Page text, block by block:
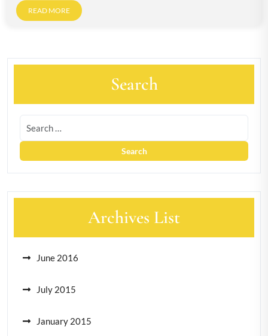
READ MORE
Search
Archives List
June 2016
July 2015
January 2015